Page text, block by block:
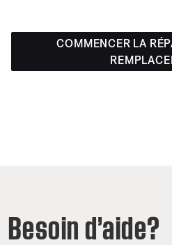
COMMENCER LA
Besoin d’aide?